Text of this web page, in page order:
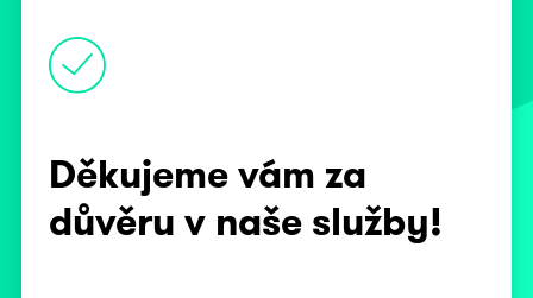
Děkujeme vám za
důvěru v naše služby!